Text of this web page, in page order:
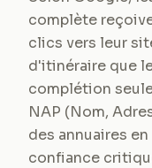
complète
clics vers leur
d'itinéraire que
complétion
NAP (Nom,
des annuaires
confiance